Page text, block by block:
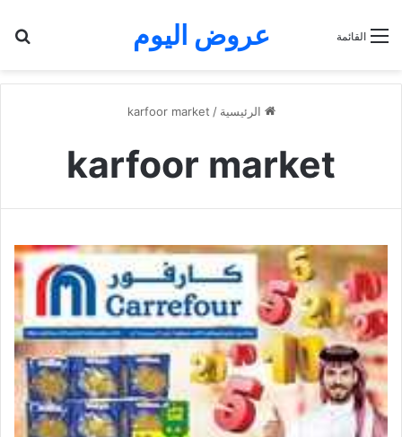
عروض اليوم القائمة
الرئيسية /
karfoor market
karfoor market